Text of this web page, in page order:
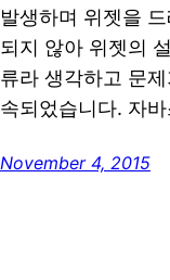
발생하며 위젯을
되지 않아 위젯의
류라 생각하고 문
속되었습니다. 자
November 4, 2015